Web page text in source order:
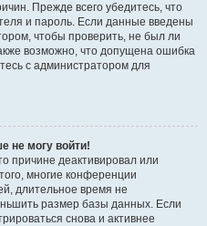
Прежде всего убедитесь, что
и пароль. Если данные введены
чтобы проверить, не был ли
возможно, что допущена ошибка
с администратором для
не могу войти!
причине деактивировал или
многие конференции
длительное время не
размер базы данных. Если
снова и активнее